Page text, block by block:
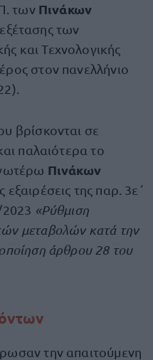
των Πινάκων
των
και Τεχνολογικής
στον πανελλήνιο
βρίσκονται σε
παλαιότερα το
Πινάκων
εξαιρέσεις της παρ. 3ε΄
«Ρύθμιση
μεταβολών κατά την
άρθρου 28 του
την απαιτούμενη